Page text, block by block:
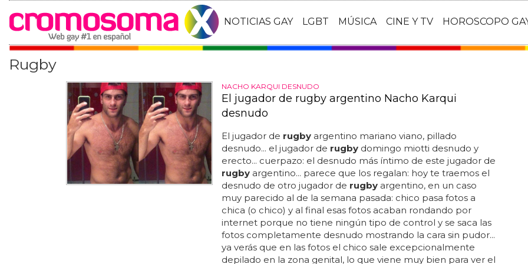
NOTICIAS GAY LGBT MÚSICA CINE Y TV HOROSCOPO
Rugby
NACHO KARQUI DESNUDO
El jugador de rugby argentino Nacho Karqui
desnudo
El jugador de rugbyargentino mariano viano, pillado
desnudo... el jugador de rugbydomingo miotti desnudo y
erecto... cuerpazo: el desnudo más íntimo de este jugador de
rugbyargentino... parece que los regalan: hoy te traemos el
desnudo de otro jugador de rugbyargentino, en un caso
muy parecido al de la semana pasada: chico pasa fotos a
chica (o chico) y al final esas fotos acaban rondando por
internet porque no tiene ningún tipo de control y se saca las
fotos completamente desnudo mostrando la cara sin pudor...
ya verás que en las fotos el chico sale excepcionalmente
depilado en la zona genital, lo que viene muy bien para ver el